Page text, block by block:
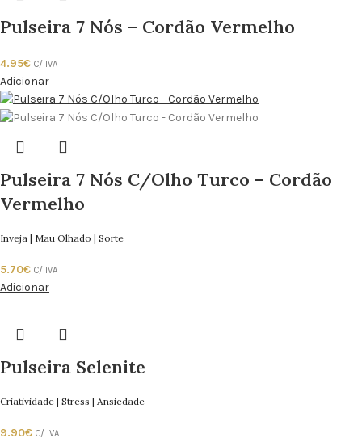
Pulseira 7 Nós – Cordão Vermelho
4.95€ C/ IVA
Adicionar
Pulseira 7 Nós C/Olho Turco – Cordão
Vermelho
Inveja | Mau Olhado | Sorte
5.70€ C/ IVA
Adicionar
Pulseira Selenite
Criatividade | Stress | Ansiedade
9.90€ C/ IVA